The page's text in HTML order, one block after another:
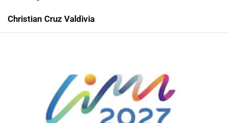
Christian Cruz Valdivia